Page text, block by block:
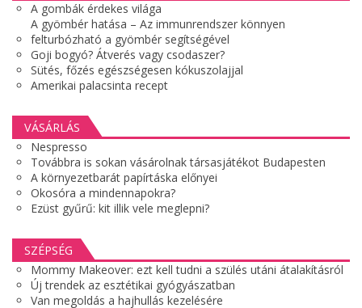
A gombák érdekes világa
A gyömbér hatása – Az immunrendszer könnyen
felturbózható a gyömbér segítségével
Goji bogyó? Átverés vagy csodaszer?
Sütés, főzés egészségesen kókuszolajjal
Amerikai palacsinta recept
VÁSÁRLÁS
Nespresso
Továbbra is sokan vásárolnak társasjátékot Budapesten
A környezetbarát papírtáska előnyei
Okosóra a mindennapokra?
Ezüst gyűrű: kit illik vele meglepni?
SZÉPSÉG
Mommy Makeover: ezt kell tudni a szülés utáni átalakításról
Új trendek az esztétikai gyógyászatban
Van megoldás a hajhullás kezelésére